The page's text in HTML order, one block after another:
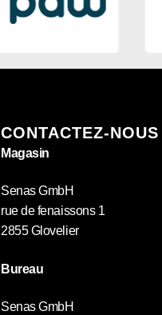
CONTACTEZ-NOUS
Magasin
Senas GmbH
rue de fenaissons 1
2855 Glovelier
Bureau
Senas GmbH